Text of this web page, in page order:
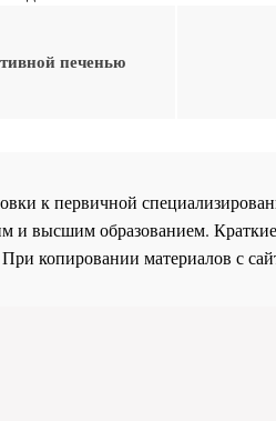
печенью
к первичной
и высшим образованием.
При копировании материалов с